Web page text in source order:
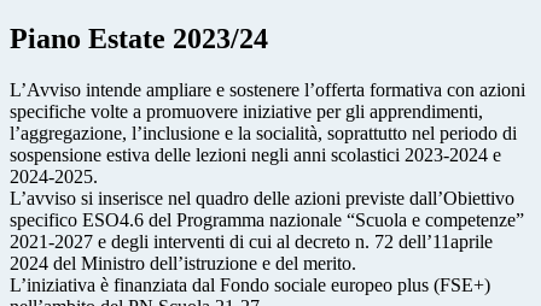
Piano Estate 2023/24
L’Avviso intende ampliare e sostenere l’offerta formativa con azioni
specifiche volte a promuovere iniziative per gli apprendimenti,
l’aggregazione, l’inclusione e la socialità, soprattutto nel periodo di
sospensione estiva delle lezioni negli anni scolastici 2023-2024 e
2024-2025.
L’avviso si inserisce nel quadro delle azioni previste dall’Obiettivo
specifico ESO4.6 del Programma nazionale “Scuola e competenze”
2021-2027 e degli interventi di cui al decreto n. 72 dell’11aprile
2024 del Ministro dell’istruzione e del merito.
L’iniziativa è finanziata dal Fondo sociale europeo plus (FSE+)